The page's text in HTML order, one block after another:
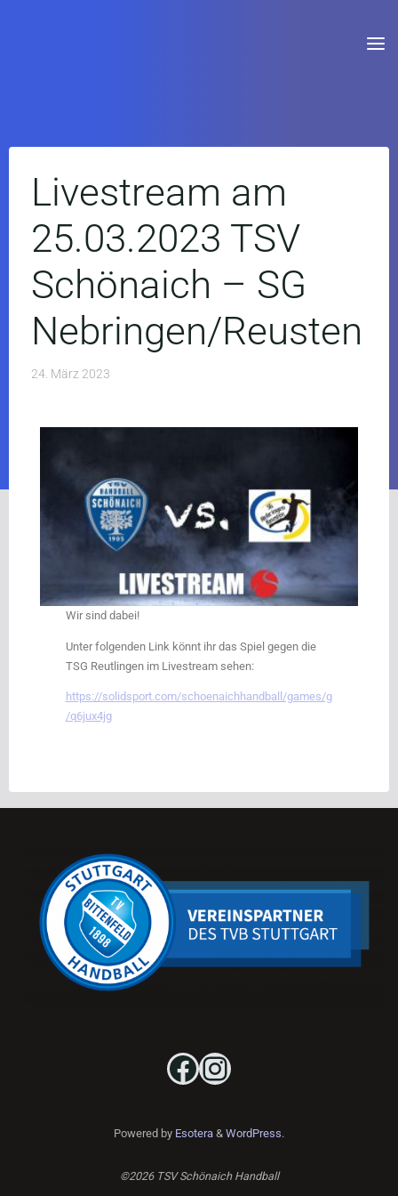
Livestream am
25.03.2023 TSV
Schönaich – SG
Nebringen/Reusten
24. März 2023
Wir sind dabei!
Unter folgenden Link könnt ihr das Spiel gegen die
TSG Reutlingen im Livestream sehen:
https://solidsport.com/schoenaichhandball/games/g
/q6jux4jg
Powered by Esotera & WordPress.
©2026 TSV Schönaich Handball